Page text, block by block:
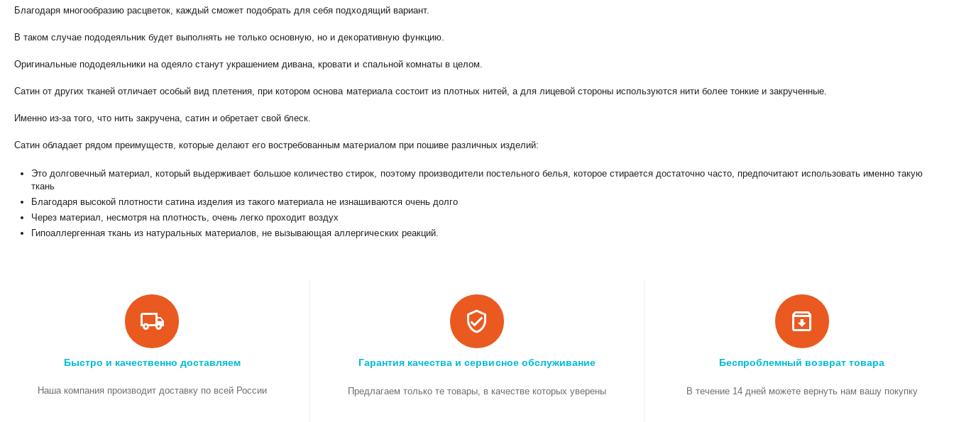
Благодаря многообразию расцветок, каждый сможет подобрать для себя подходящий вариант.
В таком случае пододеяльник будет выполнять не только основную, но и декоративную функцию.
Оригинальные пододеяльники на одеяло станут украшением дивана, кровати и спальной комнаты в целом.
Сатин от других тканей отличает особый вид плетения, при котором основа материала состоит из плотных нитей, а для лицевой стороны используются нити более тонкие и закрученные.
Именно из-за того, что нить закручена, сатин и обретает свой блеск.
Сатин обладает рядом преимуществ, которые делают его востребованным материалом при пошиве различных изделий:
Это долговечный материал, который выдерживает большое количество стирок, поэтому производители постельного белья, которое стирается достаточно часто, предпочитают использовать именно такую
ткань
Благодаря высокой плотности сатина изделия из такого материала не изнашиваются очень долго
Через материал, несмотря на плотность, очень легко проходит воздух
Гипоаллергенная ткань из натуральных материалов, не вызывающая аллергических реакций.
Быстро и качественно доставляем
Наша компания производит доставку по всей России
Гарантия качества и сервисное обслуживание
Предлагаем только те товары, в качестве которых уверены
Беспроблемный возврат товара
В течение 14 дней можете вернуть нам вашу покупку